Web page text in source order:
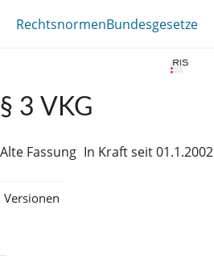
RechtsnormenBundesgesetze
§ 3 VKG
Alte Fassung In Kraft seit 01.1.2002
Versionen